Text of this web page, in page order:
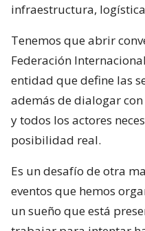
infraestructura,
Tenemos que abrir
Federación
entidad que define las
además de dialogar
y todos los actores
posibilidad real.
Es un desafío de otra
eventos que hemos
un sueño que está